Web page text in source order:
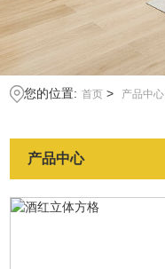
您的位置: 首页 > 产品中心
产品中心